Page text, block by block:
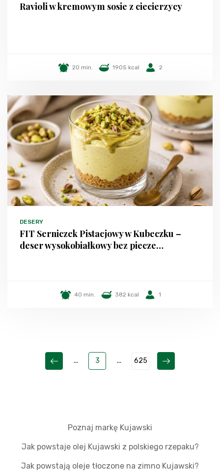
Ravioli w kremowym sosie z ciecierzycy
20 min. 1905 kcal 2
DESERY
FIT Serniczek Pistacjowy w Kubeczku –
deser wysokobiałkowy bez piecze…
40 min. 382 kcal 1
... 3 ... 625
Poznaj markę Kujawski
Jak powstaje olej Kujawski z polskiego rzepaku?
Jak powstają oleje tłoczone na zimno Kujawski?